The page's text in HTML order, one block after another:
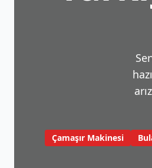
Çamaşır Makinesi